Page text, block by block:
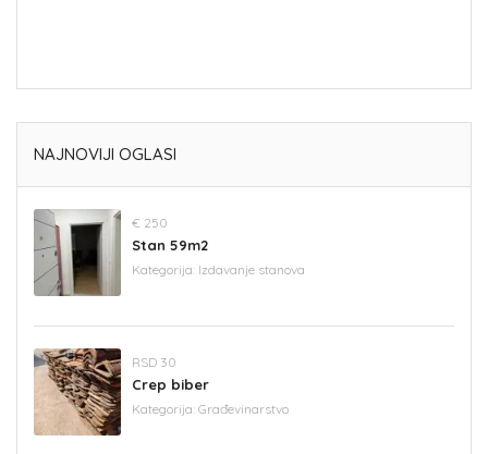
NAJNOVIJI OGLASI
€ 250
Stan 59m2
Kategorija: Izdavanje stanova
RSD 30
Crep biber
Kategorija: Građevinarstvo